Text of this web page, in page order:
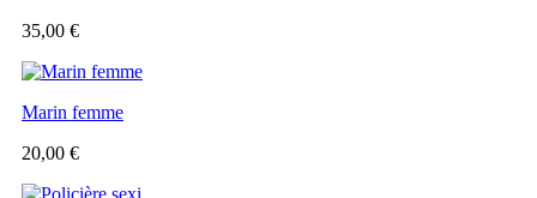
35,00 €
Marin femme
20,00 €